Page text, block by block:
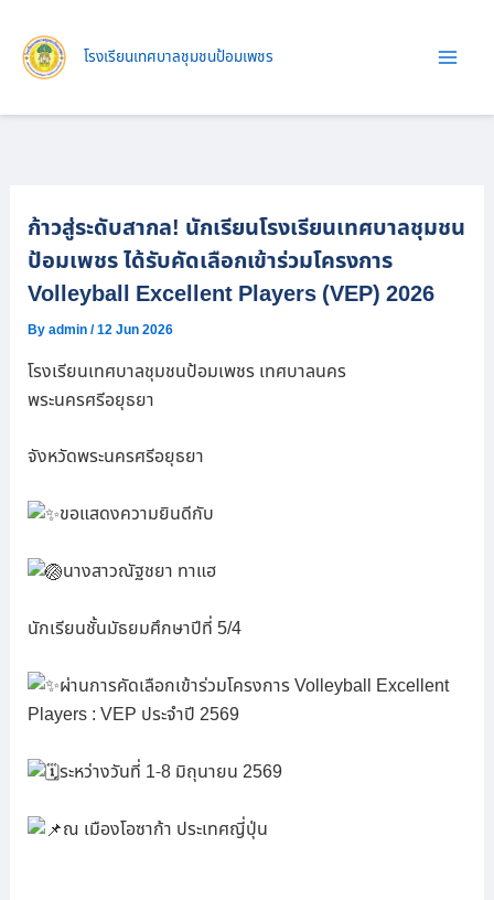
content
โรงเรียนเทศบาลชุมชนป้อมเพชร
ก้าวสู่ระดับสากล! นักเรียนโรงเรียนเทศบาลชุมชน
ป้อมเพชร ได้รับคัดเลือกเข้าร่วมโครงการ
Volleyball Excellent Players (VEP) 2026
Byadmin/12 Jun 2026
โรงเรียนเทศบาลชุมชนป้อมเพชร เทศบาลนคร
พระนครศรีอยุธยา
จังหวัดพระนครศรีอยุธยา
ขอแสดงความยินดีกับ
นางสาวณัฐชยา ทาแฮ
นักเรียนชั้นมัธยมศึกษาปีที่ 5/4
ผ่านการคัดเลือกเข้าร่วมโครงการ Volleyball Excellent
Players : VEP ประจำปี 2569
ระหว่างวันที่ 1-8 มิถุนายน 2569
ณ เมืองโอซาก้า ประเทศญี่ปุ่น